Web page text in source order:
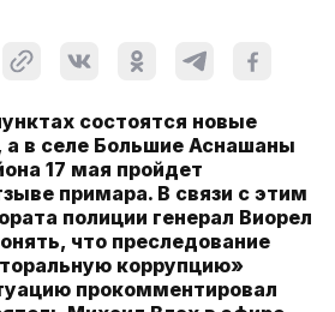
состоятся новые
в селе Большие Аснашаны
17 мая пройдет
примара. В связи с этим
полиции генерал Виорел
что преследование
коррупцию»
прокомментировал